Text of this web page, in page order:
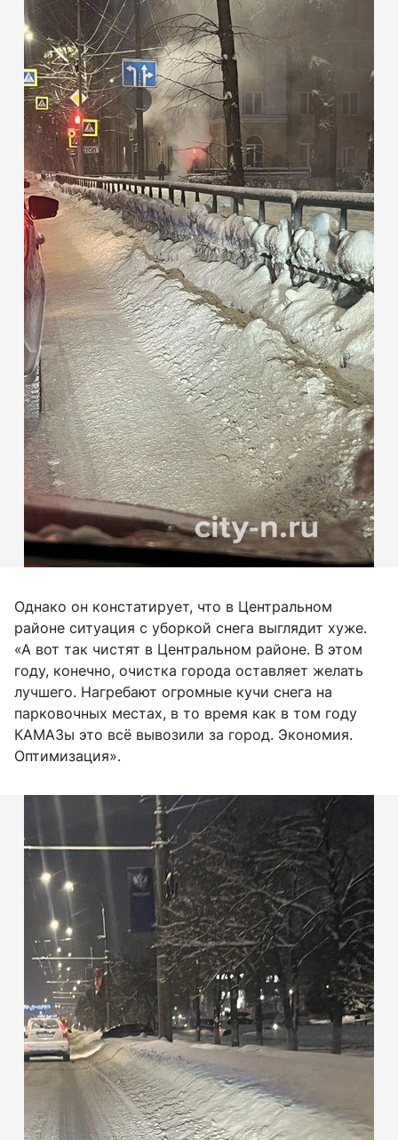
Однако он констатирует, что в Центральном
районе ситуация с уборкой снега выглядит хуже.
«А вот так чистят в Центральном районе. В этом
году, конечно, очистка города оставляет желать
лучшего. Нагребают огромные кучи снега на
парковочных местах, в то время как в том году
КАМАЗы это всё вывозили за город. Экономия.
Оптимизация».